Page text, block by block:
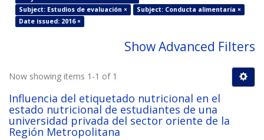
Subject: Estudios de evaluación ×
Subject: Conducta alimentaria ×
Date issued: 2016 ×
Show Advanced Filters
Now showing items 1-1 of 1
Influencia del etiquetado nutricional en el
estado nutricional de estudiantes de una
universidad privada del sector oriente de la
Región Metropolitana